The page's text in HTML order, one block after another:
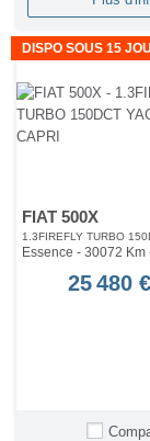
DISPO SOUS 15
FIAT 500X
1.3FIREFLY TURBO
Essence - 30072 Km
25 480 €